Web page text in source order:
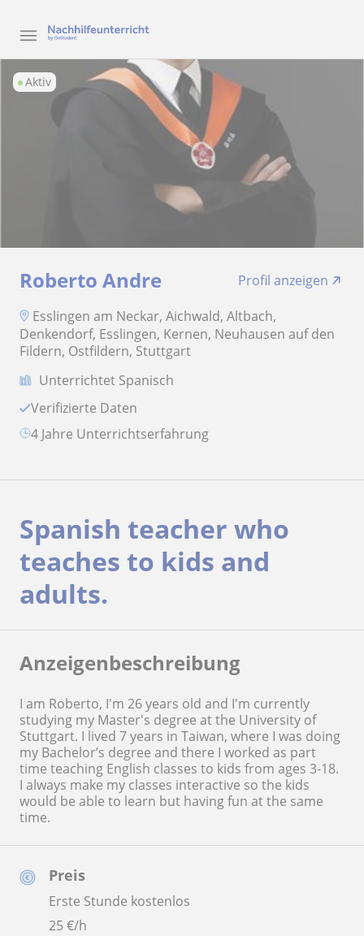
Aktiv
Roberto Andre
Profil anzeigen
Esslingen am Neckar, Aichwald, Altbach,
Denkendorf, Esslingen, Kernen, Neuhausen auf den
Fildern, Ostfildern, Stuttgart
Unterrichtet Spanisch
Verifizierte Daten
4 Jahre Unterrichtserfahrung
Preis
Erste Stunde kostenlos
25€/h
Spanish teacher who
teaches to kids and
adults.
Anzeigenbeschreibung
I am Roberto, I'm 26 years old and I'm currently
studying my Master's degree at the University of
Stuttgart. I lived 7 years in Taiwan, where I was doing
my Bachelor’s degree and there I worked as part
time teaching English classes to kids from ages 3-18.
I always make my classes interactive so the kids
would be able to learn but having fun at the same
time.